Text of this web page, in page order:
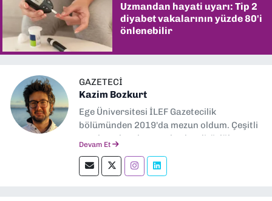
Uzmandan hayati uyarı: Tip 2
diyabet vakalarının yüzde 80'i
önlenebilir
GAZETECI
Kazim Bozkurt
Ege Üniversitesi İLEF Gazetecilik
bölümünden 2019'da mezun oldum. Çeşitli
yerel ve ulusal gazetelerde editörlük,
okumayı severim.
Devam Et